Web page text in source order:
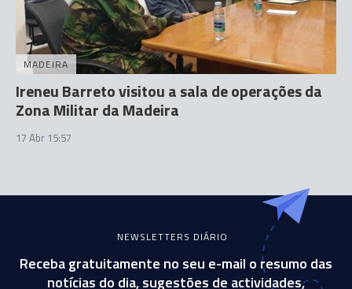
MADEIRA
Ireneu Barreto visitou a sala de operações da
Zona Militar da Madeira
17 Abr 15:57
NEWSLETTERS DIÁRIO
Receba gratuitamente no seu e-mail o resumo das
notícias do dia, sugestões de actividades,